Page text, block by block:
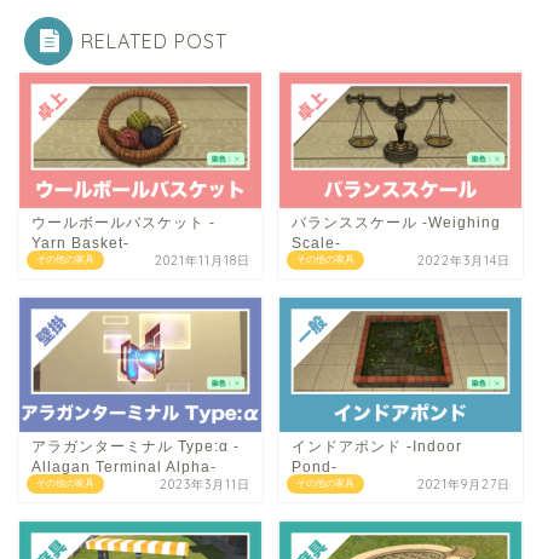
RELATED POST
その他の家具
ウールボールバスケット -
Yarn Basket-
2021年11月18日 その他の家具
バランススケール -Weighing
Scale-
2022年3月14日
その他の家具
アラガンターミナル Type:α -
Allagan Terminal Alpha-
2023年3月11日 その他の家具
インドアポンド -Indoor
Pond-
2021年9月27日